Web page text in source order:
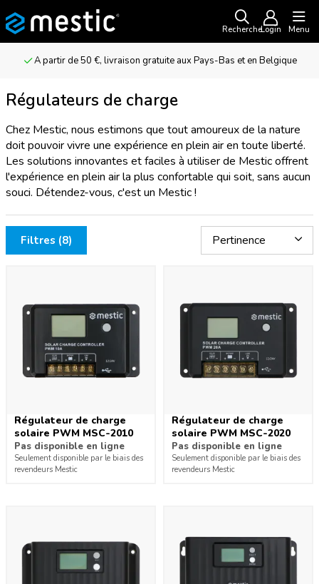
RechercheLogin Menu
A partir de 50 €, livraison gratuite aux Pays-Bas et en Belgique
Régulateurs de charge
Chez Mestic, nous estimons que tout amoureux de la nature
doit pouvoir vivre une expérience en plein air en toute liberté.
Les solutions innovantes et faciles à utiliser de Mestic offrent
l'expérience en plein air la plus confortable qui soit, sans aucun
souci. Détendez-vous, c'est un Mestic !
Filtres (8)
Régulateur de charge
solaire PWM MSC-2010
Pas disponible en ligne
Seulement disponible par le biais des
revendeurs Mestic
Régulateur de charge
solaire PWM MSC-2020
Pas disponible en ligne
Seulement disponible par le biais des
revendeurs Mestic